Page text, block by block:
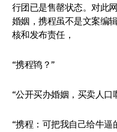
行团已是售罄状态。对此
婚姻，携程虽不是文案编
核和发布责任，
“携程鸨？”
“公开买办婚姻，买卖人口
“携程：可把我自己给牛逼